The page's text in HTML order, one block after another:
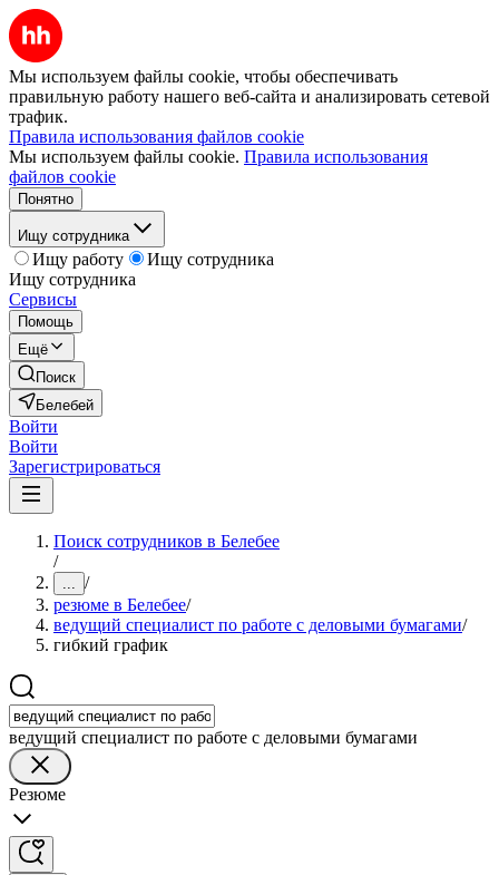
Мы используем файлы cookie, чтобы обеспечивать
правильную работу нашего веб-сайта и анализировать сетевой
трафик.
Правила использования файлов cookie
Мы используем файлы cookie. Правила использования
файлов cookie
Понятно
Ищу сотрудника
Ищу работу
Ищу сотрудника
Ищу сотрудника
Сервисы
Помощь
Ещё
Поиск
Белебей
Войти
Войти
Зарегистрироваться
Поиск сотрудников в Белебее
/
... /
резюме в Белебее/
ведущий специалист по работе с деловыми бумагами/
гибкий график
ведущий специалист по работе с деловыми бумагами
Резюме